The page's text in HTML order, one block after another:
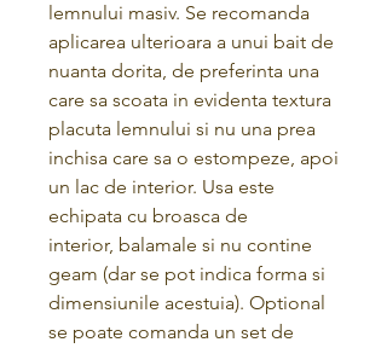
lemnului masiv. Se recomanda
aplicarea ulterioara a unui bait de
nuanta dorita, de preferinta una
care sa scoata in evidenta textura
placuta lemnului si nu una prea
inchisa care sa o estompeze, apoi
un lac de interior. Usa este
echipata cu broasca de
interior, balamale si nu contine
geam (dar se pot indica forma si
dimensiunile acestuia). Optional
se poate comanda un set de